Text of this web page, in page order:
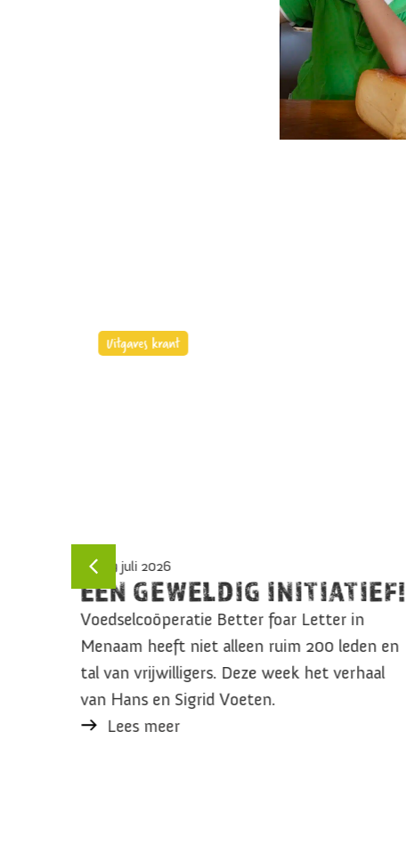
Uitgaves krant
29 juli 2026
EEN GEWELDIG INITIATIEF!
Voedselcoöperatie Better foar Letter in
Menaam heeft niet alleen ruim 200 leden en
tal van vrijwilligers. Deze week het verhaal
van Hans en Sigrid Voeten.
Lees meer